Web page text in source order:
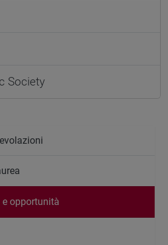
Society
opportunità